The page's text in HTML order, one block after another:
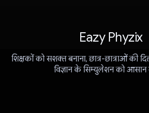
Eazy Phyzix
शिक्षकों को सशक्त बनाना, छात्र-छात्राओं की
विज्ञान के सिम्युलेशन को आसान